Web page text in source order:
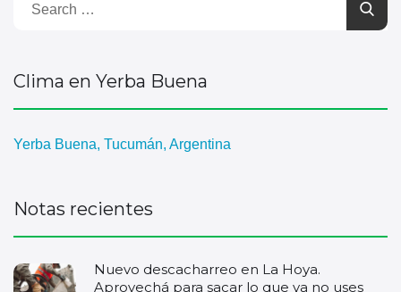
Clima en Yerba Buena
Yerba Buena, Tucumán, Argentina
Notas recientes
Nuevo descacharreo en La Hoya.
Aprovechá para sacar lo que ya no uses